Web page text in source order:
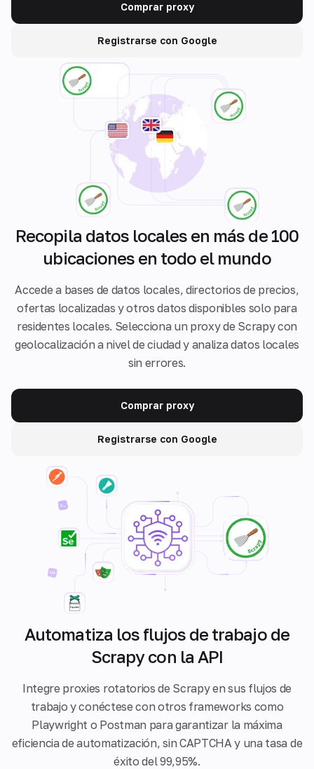
Comprar proxy
Registrarse con Google
Recopila datos locales en más de 100
ubicaciones en todo el mundo
Accede a bases de datos locales, directorios de precios,
ofertas localizadas y otros datos disponibles solo para
residentes locales. Selecciona un proxy de Scrapy con
geolocalización a nivel de ciudad y analiza datos locales
sin errores.
Comprar proxy
Registrarse con Google
Automatiza los flujos de trabajo de
Scrapy con la API
Integre proxies rotatorios de Scrapy en sus flujos de
trabajo y conéctese con otros frameworks como
Playwright o Postman para garantizar la máxima
eficiencia de automatización, sin CAPTCHA y una tasa de
éxito del 99,95%.